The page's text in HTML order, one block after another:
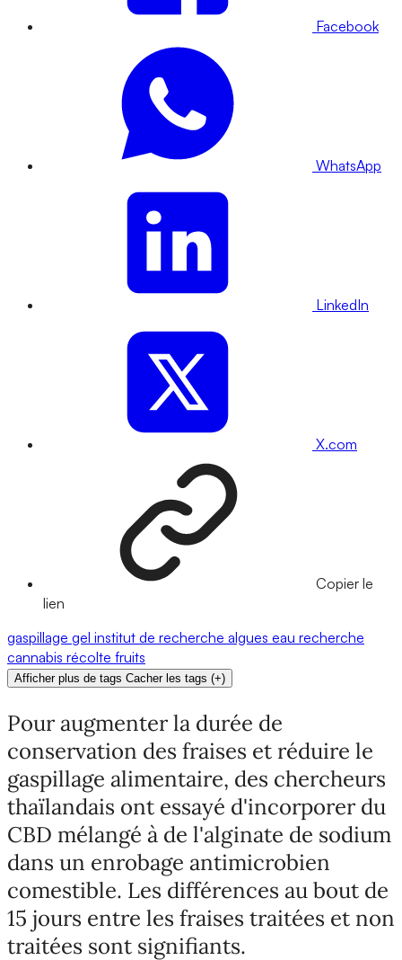
Facebook
WhatsApp
LinkedIn
X.com
Copier le
lien
gaspillage gel institut de recherche algues eau recherche
cannabis récolte fruits
Afficher plus de tags Cacher les tags (+)
Pour augmenter la durée de
conservation des fraises et réduire le
gaspillage alimentaire, des chercheurs
thaïlandais ont essayé d'incorporer du
CBD mélangé à de l'alginate de sodium
dans un enrobage antimicrobien
comestible. Les différences au bout de
15 jours entre les fraises traitées et non
traitées sont signifiants.